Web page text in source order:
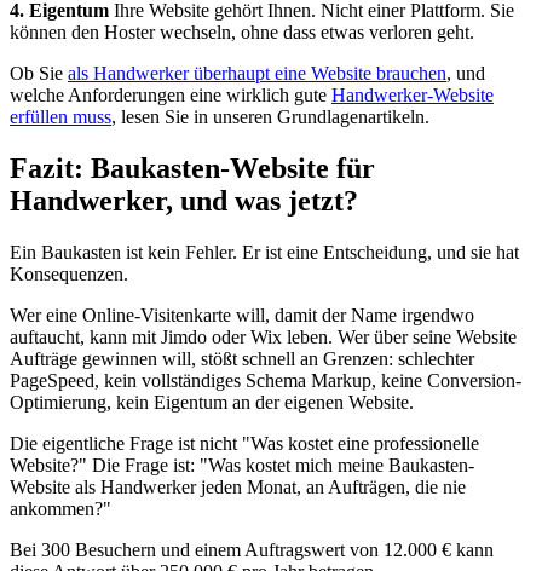
4. Eigentum Ihre Website gehört Ihnen. Nicht einer Plattform. Sie
können den Hoster wechseln, ohne dass etwas verloren geht.
Ob Sie als Handwerker überhaupt eine Website brauchen, und
welche Anforderungen eine wirklich gute Handwerker-Website
erfüllen muss, lesen Sie in unseren Grundlagenartikeln.
Fazit: Baukasten-Website für
Handwerker, und was jetzt?
Ein Baukasten ist kein Fehler. Er ist eine Entscheidung, und sie hat
Konsequenzen.
Wer eine Online-Visitenkarte will, damit der Name irgendwo
auftaucht, kann mit Jimdo oder Wix leben. Wer über seine Website
Aufträge gewinnen will, stößt schnell an Grenzen: schlechter
PageSpeed, kein vollständiges Schema Markup, keine Conversion-
Optimierung, kein Eigentum an der eigenen Website.
Die eigentliche Frage ist nicht "Was kostet eine professionelle
Website?" Die Frage ist: "Was kostet mich meine Baukasten-
Website als Handwerker jeden Monat, an Aufträgen, die nie
ankommen?"
Bei 300 Besuchern und einem Auftragswert von 12.000 € kann